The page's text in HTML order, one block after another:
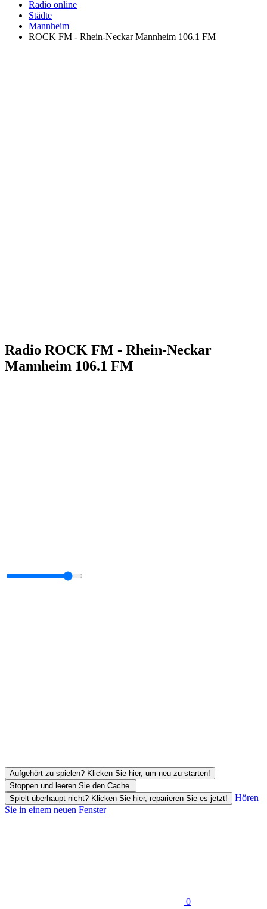
Radio online
Städte
Mannheim
ROCK FM - Rhein-Neckar Mannheim 106.1 FM
Radio ROCK FM - Rhein-Neckar
Mannheim 106.1 FM
Aufgehört zu spielen? Klicken Sie hier, um neu zu starten!
Stoppen und leeren Sie den Cache.
Spielt überhaupt nicht? Klicken Sie hier, reparieren Sie es jetzt!
Hören
Sie in einem neuen Fenster
0